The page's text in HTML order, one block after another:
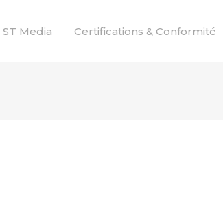
ST Media Certifications & Conformité